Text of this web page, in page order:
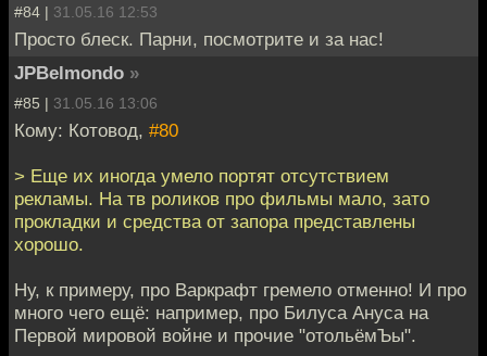
#84 | 31.05.16 12:53
Просто блеск. Парни, посмотрите и за нас!
JPBelmondo »
#85 | 31.05.16 13:06
Кому: Котовод, #80
> Еще их иногда умело портят отсутствием
рекламы. На тв роликов про фильмы мало, зато
прокладки и средства от запора представлены
хорошо.
Ну, к примеру, про Варкрафт гремело отменно! И про
много чего ещё: например, про Билуса Ануса на
Первой мировой войне и прочие "отольёмЪы".